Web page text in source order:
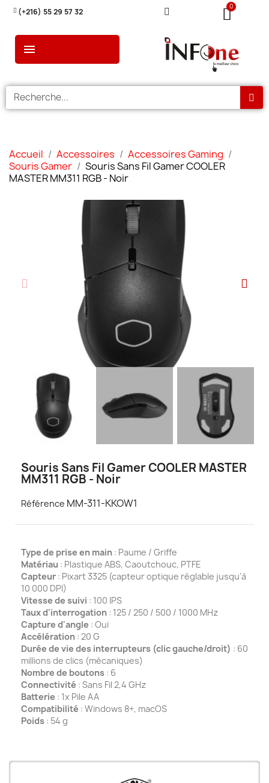
(+216) 55 29 57 32
Accueil Accessoires
Accessoires Gaming
Souris Gamer
Souris Sans Fil Gamer COOLER
MASTER MM311 RGB - Noir
Souris Sans Fil Gamer COOLER MASTER
MM311 RGB - Noir
Référence MM-311-KKOW1
Type de prise en main : Paume / Griffe
Matériau : Plastique ABS, Caoutchouc, PTFE
Capteur : Pixart 3325 (capteur optique réglable jusqu'à
10 000 DPI)
Vitesse de suivi : 100 IPS
Taux d'interrogation : 125 / 250 / 500 / 1000 MHz
Capture d'angle : Oui
Accélération : 20 G
Durée de vie des interrupteurs (clic gauche/droit) : 60
millions de clics (mécaniques)
Nombre de boutons : 6
Connectivité : Sans Fil 2,4 GHz
Batterie : 1x Pile AA
Compatibilité : Windows 8+, macOS
Poids : 54 g